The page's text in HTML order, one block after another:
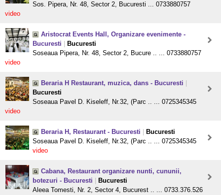
Sos. Pipera, Nr. 48, Sector 2, Bucuresti ... 0733880757
video
Aristocrat Events Hall, Organizare evenimente -
Bucuresti
Bucuresti
Soseaua Pipera, Nr. 48, Sector 2, Bucure .. ... 0733880757
video
Beraria H Restaurant, muzica, dans - Bucuresti
Bucuresti
Soseaua Pavel D. Kiseleff, Nr.32, (Parc .. ... 0725345345
video
Beraria H, Restaurant - Bucuresti
Bucuresti
Soseaua Pavel D. Kiseleff, Nr.32, (Parc .. ... 0725345345
video
Cabana, Restaurant organizare nunti, cununii,
botezuri - Bucuresti
Bucuresti
Aleea Tomesti, Nr. 2, Sector 4, Bucurest .. ... 0733.376.526